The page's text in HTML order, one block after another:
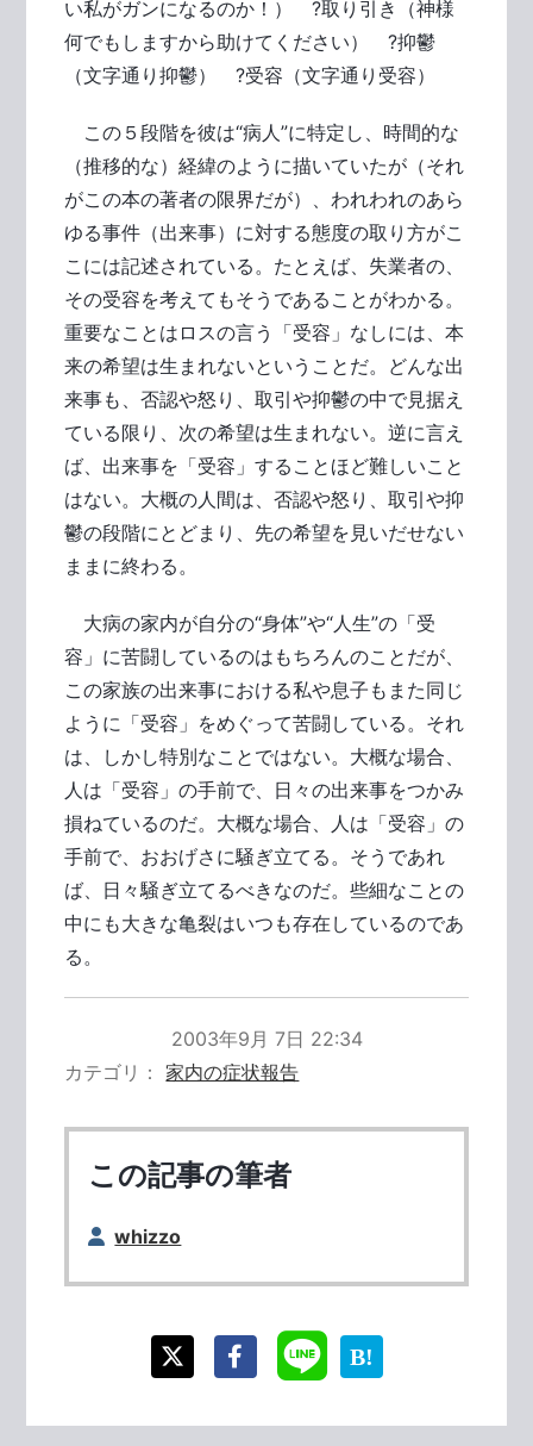
い私がガンになるのか！） ?取り引き（神様
何でもしますから助けてください） ?抑鬱
（文字通り抑鬱） ?受容（文字通り受容）
この５段階を彼は“病人”に特定し、時間的な
（推移的な）経緯のように描いていたが（それ
がこの本の著者の限界だが）、われわれのあら
ゆる事件（出来事）に対する態度の取り方がこ
こには記述されている。たとえば、失業者の、
その受容を考えてもそうであることがわかる。
重要なことはロスの言う「受容」なしには、本
来の希望は生まれないということだ。どんな出
来事も、否認や怒り、取引や抑鬱の中で見据え
ている限り、次の希望は生まれない。逆に言え
ば、出来事を「受容」することほど難しいこと
はない。大概の人間は、否認や怒り、取引や抑
鬱の段階にとどまり、先の希望を見いだせない
ままに終わる。
大病の家内が自分の“身体”や“人生”の「受
容」に苦闘しているのはもちろんのことだが、
この家族の出来事における私や息子もまた同じ
ように「受容」をめぐって苦闘している。それ
は、しかし特別なことではない。大概な場合、
人は「受容」の手前で、日々の出来事をつかみ
損ねているのだ。大概な場合、人は「受容」の
手前で、おおげさに騒ぎ立てる。そうであれ
ば、日々騒ぎ立てるべきなのだ。些細なことの
中にも大きな亀裂はいつも存在しているのであ
る。
2003年9月 7日 22:34
カテゴリ
家内の症状報告
この記事の筆者
whizzo